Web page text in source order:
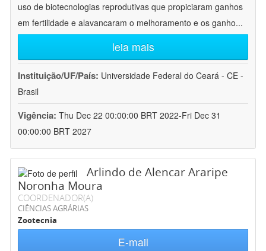
uso de biotecnologias reprodutivas que propiciaram ganhos
em fertilidade e alavancaram o melhoramento e os ganho...
leia mais
Instituição/UF/País: Universidade Federal do Ceará - CE -
Brasil
Vigência: Thu Dec 22 00:00:00 BRT 2022-Fri Dec 31
00:00:00 BRT 2027
Arlindo de Alencar Araripe
Noronha Moura
COORDENADOR(A)
CIÊNCIAS AGRÁRIAS
Zootecnia
E-mail